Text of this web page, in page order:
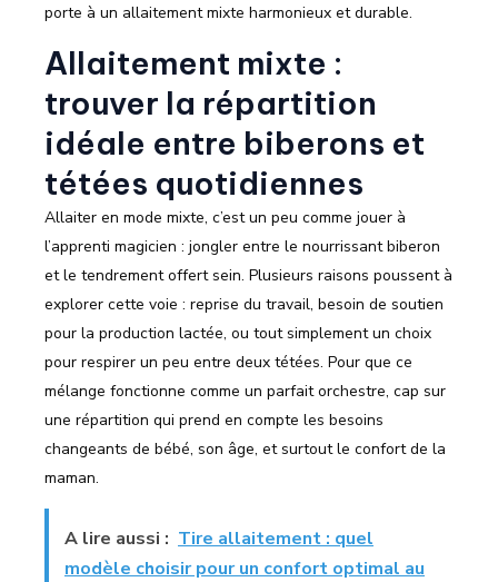
porte à un allaitement mixte harmonieux et durable.
Allaitement mixte :
trouver la répartition
idéale entre biberons et
tétées quotidiennes
Allaiter en mode mixte, c’est un peu comme jouer à
l’apprenti magicien : jongler entre le nourrissant biberon
et le tendrement offert sein. Plusieurs raisons poussent à
explorer cette voie : reprise du travail, besoin de soutien
pour la production lactée, ou tout simplement un choix
pour respirer un peu entre deux tétées. Pour que ce
mélange fonctionne comme un parfait orchestre, cap sur
une répartition qui prend en compte les besoins
changeants de bébé, son âge, et surtout le confort de la
maman.
A lire aussi : Tire allaitement : quel
modèle choisir pour un confort optimal au